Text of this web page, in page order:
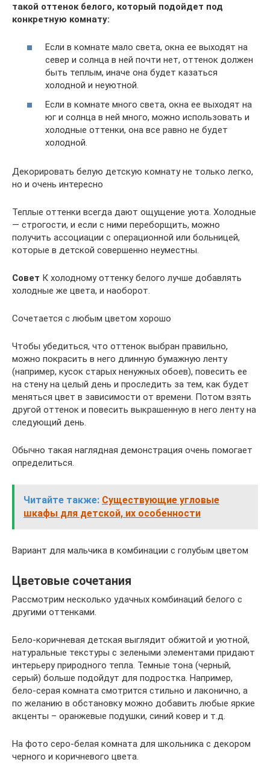
такой оттенок белого, который подойдет под
конкретную комнату:
Если в комнате мало света, окна ее выходят на
север и солнца в ней почти нет, оттенок должен
быть теплым, иначе она будет казаться
холодной и неуютной.
Если в комнате много света, окна ее выходят на
юг и солнца в ней много, можно использовать и
холодные оттенки, она все равно не будет
холодной.
Декорировать белую детскую комнату не только легко,
но и очень интересно
Теплые оттенки всегда дают ощущение уюта. Холодные
— строгости, и если с ними переборщить, можно
получить ассоциации с операционной или больницей,
которые в детской совершенно неуместны.
Совет К холодному оттенку белого лучше добавлять
холодные же цвета, и наоборот.
Сочетается с любым цветом хорошо
Чтобы убедиться, что оттенок выбран правильно,
можно покрасить в него длинную бумажную ленту
(например, кусок старых ненужных обоев), повесить ее
на стену на целый день и проследить за тем, как будет
меняться цвет в зависимости от времени. Потом взять
другой оттенок и повесить выкрашенную в него ленту на
следующий день.
Обычно такая наглядная демонстрация очень помогает
определиться.
Читайте также: Существующие угловые
шкафы для детской, их особенности
Вариант для мальчика в комбинации с голубым цветом
Цветовые сочетания
Рассмотрим несколько удачных комбинаций белого с
другими оттенками.
Бело-коричневая детская выглядит обжитой и уютной,
натуральные текстуры с зелеными элементами придают
интерьеру природного тепла. Темные тона (черный,
серый) больше подойдут для подростка. Например,
бело-серая комната смотрится стильно и лаконично, а
по желанию в обстановку можно добавить любые яркие
акценты – оранжевые подушки, синий ковер и т.д.
На фото серо-белая комната для школьника с декором
черного и коричневого цвета.